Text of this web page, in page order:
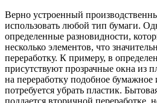
Верно устроенный
использовать любой тип бумаги.
определенные разновидности,
несколько элементов, что
переработку. К примеру, в
присутствуют прозрачные окна из
на переработку подобное бумажное
потребуется убрать пластик.
поддается вторичной переработке,